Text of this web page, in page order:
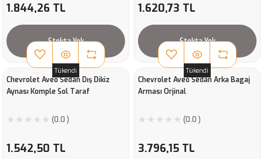
1.844,26 TL
Stokta Yok
1.620,73 TL
Stokta Yok
Tükendi
Chevrolet Aveo Sedan Dış Dikiz
Aynası Komple Sol Taraf
(0.0 )
1.542,50 TL
Tükendi
Chevrolet Aveo Sedan Arka Bagaj
Arması Orjinal
(0.0 )
3.796,15 TL